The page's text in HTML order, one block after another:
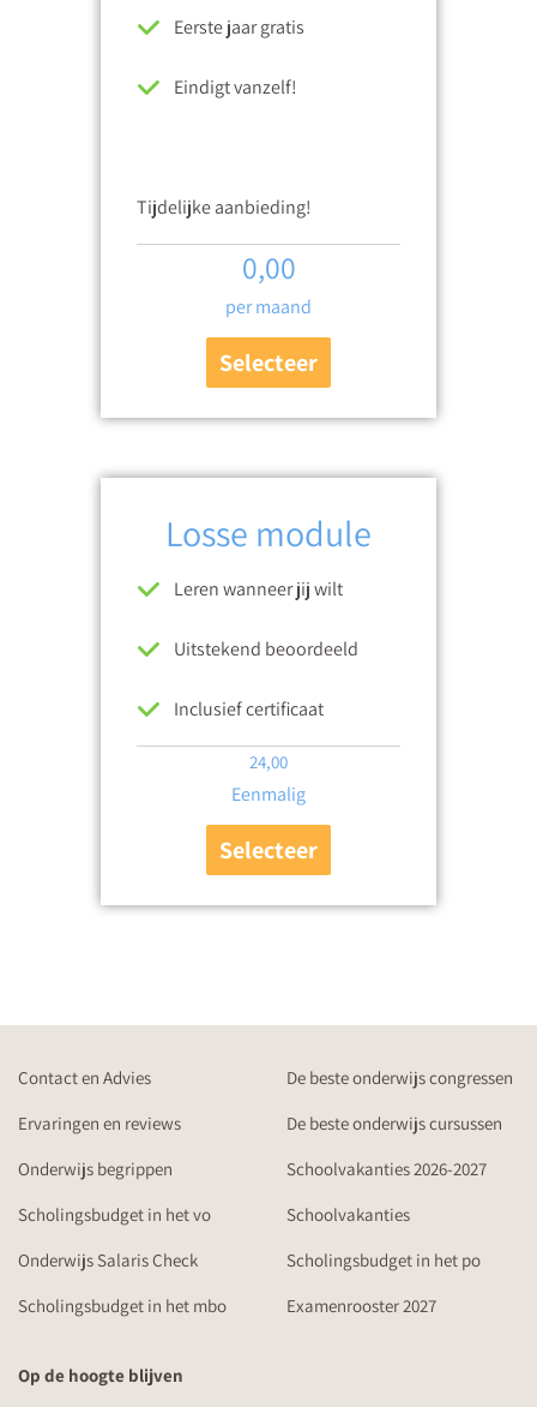
Eerste jaar gratis
Eindigt vanzelf!
Tijdelijke aanbieding!
0,00
per maand
Selecteer
Losse module
Leren wanneer jij wilt
Uitstekend beoordeeld
Inclusief certificaat
24,00
Eenmalig
Selecteer
Contact en Advies
De beste onderwijs congressen
Ervaringen en reviews
De beste onderwijs cursussen
Onderwijs begrippen
Schoolvakanties 2026-2027
Scholingsbudget in het vo
Schoolvakanties
Onderwijs Salaris Check
Scholingsbudget in het po
Scholingsbudget in het mbo
Examenrooster 2027
Op de hoogte blijven